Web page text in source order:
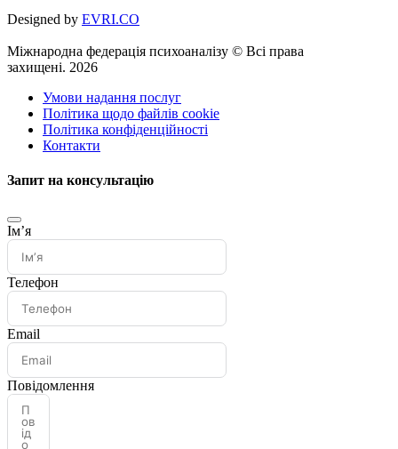
Designed by EVRI.CO
Міжнародна федерація психоаналізу © Всі права
захищені. 2026
Умови надання послуг
Політика щодо файлів cookie
Політика конфіденційності
Контакти
Запит на консультацію
Імʼя
Телефон
Email
Повідомлення